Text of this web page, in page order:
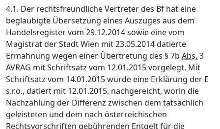
4.1. Der rechtsfreundliche Vertreter des Bf hat eine
beglaubigte Übersetzung eines Auszuges aus dem
Handelsregister vom 29.12.2014 sowie eine vom
Magistrat der Stadt Wien mit 23.05.2014 datierte
Ermahnung wegen einer Übertretung des § 7b Abs. 3
AVRAG mit Schriftsatz vom 12.01.2015 vorgelegt. Mit
Schriftsatz vom 14.01.2015 wurde eine Erklärung der E
s.r.o., datiert mit 12.01.2015, nachgereicht, worin die
Nachzahlung der Differenz zwischen dem tatsächlich
geleisteten und dem nach österreichischen
Rechtsvorschriften gebührenden Entgelt für die